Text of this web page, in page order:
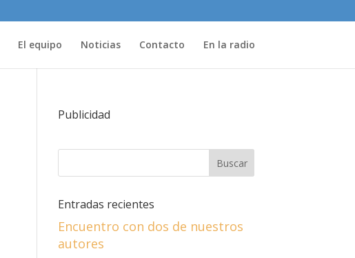
El equipo Noticias Contacto En la radio
Publicidad
Entradas recientes
Encuentro con dos de nuestros
autores